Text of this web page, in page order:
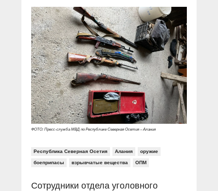
Документальные фильмы
В знании сила
Специальный репортаж
КиберПОСТОВОЙ
Газета «Щит и меч»
Журнал «Полиция России»
О ПОРТАЛЕ
Контакты
Вакансии
ФОТО: Пресс-служба МВД по Республике Северная Осетия – Алания
Республика Северная Осетия Алания оружие
боеприпасы взрывчатые вещества ОПМ
Сотрудники отдела уголовного